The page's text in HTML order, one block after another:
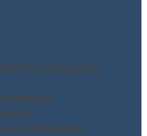
/ costruzioni
e produzione,